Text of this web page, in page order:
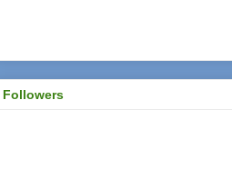
Followers